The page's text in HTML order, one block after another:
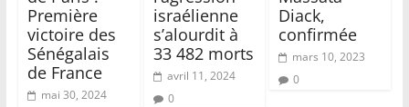
Première
victoire des
Sénégalais
de France
mai 30, 2024
israélienne
s’alourdit à
33 482 morts
avril 11, 2024
0
Diack,
confirmée
mars 10, 2023
0